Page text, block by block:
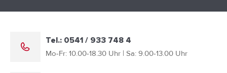
Tel.: 0541 / 933 748 4
Mo-Fr: 10.00-18.30 Uhr | Sa: 9.00-13.00 Uhr